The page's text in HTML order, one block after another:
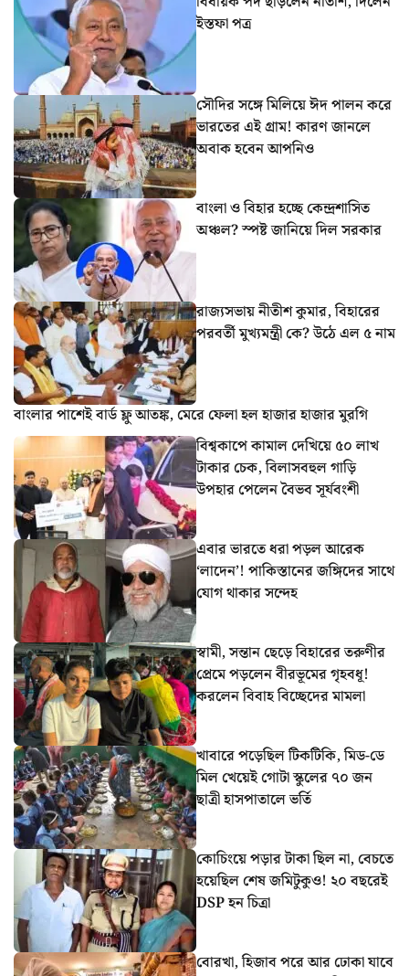
ইস্তফা পত্র
সৌদির সঙ্গে মিলিয়ে ঈদ পালন করে
ভারতের এই গ্রাম! কারণ জানলে
অবাক হবেন আপনিও
বাংলা ও বিহার হচ্ছে কেন্দ্রশাসিত
অঞ্চল? স্পষ্ট জানিয়ে দিল সরকার
রাজ্যসভায় নীতীশ কুমার, বিহারের
পরবর্তী মুখ্যমন্ত্রী কে? উঠে এল ৫ নাম
বাংলার পাশেই বার্ড ফ্লু আতঙ্ক, মেরে ফেলা হল হাজার হাজার মুরগি
বিশ্বকাপে কামাল দেখিয়ে ৫০ লাখ
টাকার চেক, বিলাসবহুল গাড়ি
উপহার পেলেন বৈভব সূর্যবংশী
এবার ভারতে ধরা পড়ল আরেক
‘লাদেন’! পাকিস্তানের জঙ্গিদের সাথে
যোগ থাকার সন্দেহ
স্বামী, সন্তান ছেড়ে বিহারের তরুণীর
প্রেমে পড়লেন বীরভূমের গৃহবধূ!
করলেন বিবাহ বিচ্ছেদের মামলা
খাবারে পড়েছিল টিকটিকি, মিড-ডে
মিল খেয়েই গোটা স্কুলের ৭০ জন
ছাত্রী হাসপাতালে ভর্তি
কোচিংয়ে পড়ার টাকা ছিল না, বেচতে
হয়েছিল শেষ জমিটুকুও! ২০ বছরেই
DSP হন চিত্রা
বোরখা, হিজাব পরে আর ঢোকা যাবে